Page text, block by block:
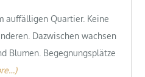
auffälligen Quartier. Keine
Dazwischen wachsen
Blumen. Begegnungsplätze